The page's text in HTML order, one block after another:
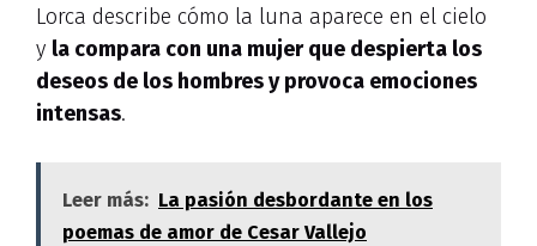
Lorca describe cómo la luna aparece en el cielo
y la compara con una mujer que despierta los
deseos de los hombres y provoca emociones
intensas.
Leer más: La pasión desbordante en los
poemas de amor de Cesar Vallejo